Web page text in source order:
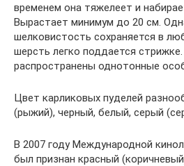
временем она тяжелеет и
Вырастает минимум до 20 см.
шелковистость сохраняется в
шерсть легко поддается
распространены однотонные
Цвет карликовых пуделей
(рыжий), черный, белый, серый
В 2007 году Международной
был признан красный